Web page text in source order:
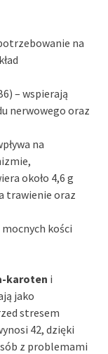
na
– wspierają
nerwowego oraz
na
około 4,6 g
trawienie oraz
kości
karoten i
jako
stresem
42, dzięki
z problemami